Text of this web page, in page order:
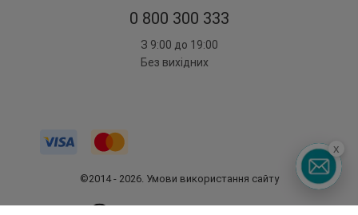
0 800 300 333
З 9:00 до 19:00
Без вихідних
©2014 - 2026. Умови використання сайту
x